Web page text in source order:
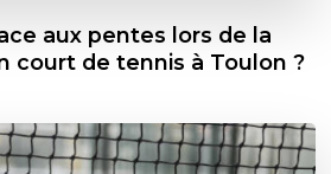
aux pentes lors de la
court de tennis à Toulon ?